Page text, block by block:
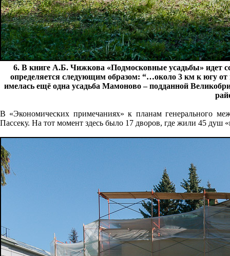
6. В книге А.Б. Чижкова «Подмосковные усадьбы» идет
определяется следующим образом: “…около 3 км к югу
имелась ещё одна усадьба Мамоново – подданной
В «Экономических примечаниях» к планам генерального
Пассеку. На тот момент здесь было 17 дворов, где жили 45 душ